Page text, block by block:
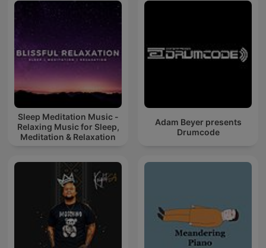
Sleep Meditation Music -
Relaxing Music for Sleep,
Meditation & Relaxation
Adam Beyer presents
Drumcode